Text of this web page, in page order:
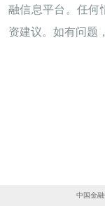
融信息平台。任何
资建议。如有问题
中国金